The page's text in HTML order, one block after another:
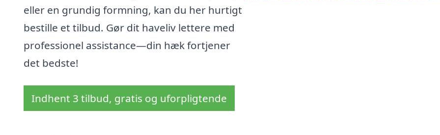
eller en grundig formning, kan du her hurtigt
bestille et tilbud. Gør dit haveliv lettere med
professionel assistance—din hæk fortjener
det bedste!
Indhent 3 tilbud, gratis og uforpligtende